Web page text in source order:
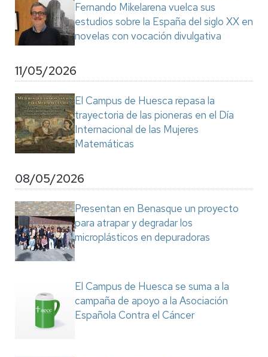
Fernando Mikelarena vuelca sus
estudios sobre la España del siglo XX en
novelas con vocación divulgativa
11/05/2026
El Campus de Huesca repasa la
trayectoria de las pioneras en el Día
Internacional de las Mujeres
Matemáticas
08/05/2026
Presentan en Benasque un proyecto
para atrapar y degradar los
microplásticos en depuradoras
El Campus de Huesca se suma a la
campaña de apoyo a la Asociación
Española Contra el Cáncer